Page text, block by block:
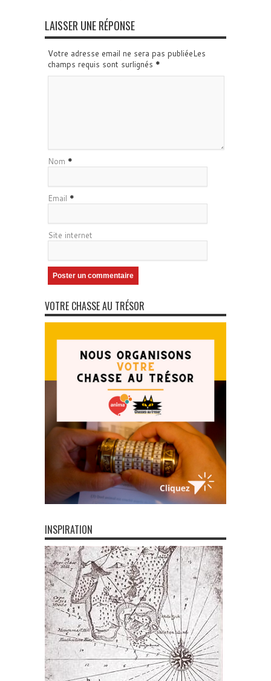
LAISSER UNE RÉPONSE
Votre adresse email ne sera pas publiéeLes
champs requis sont surlignés *
Nom *
Email *
Site internet
VOTRE CHASSE AU TRÉSOR
INSPIRATION